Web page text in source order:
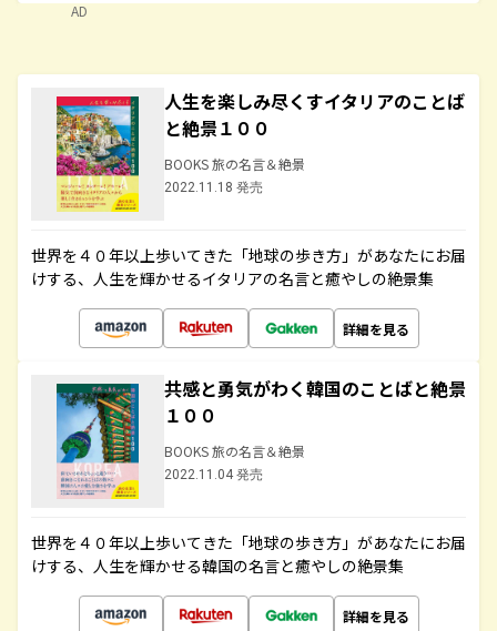
AD
人生を楽しみ尽くすイタリアのことば
と絶景１００
BOOKS 旅の名言＆絶景
2022.11.18 発売
世界を４０年以上歩いてきた「地球の歩き方」があなたにお届
けする、人生を輝かせるイタリアの名言と癒やしの絶景集
詳細を見る
共感と勇気がわく韓国のことばと絶景
１００
BOOKS 旅の名言＆絶景
2022.11.04 発売
世界を４０年以上歩いてきた「地球の歩き方」があなたにお届
けする、人生を輝かせる韓国の名言と癒やしの絶景集
詳細を見る